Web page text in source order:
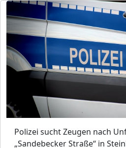
Polizei sucht Zeugen nach
„Sandebecker Straße“ in